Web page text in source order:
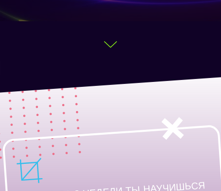
ХОЧЕШЬ УМЕТЬ СВОИМИ
РУКАМИ ВЫРЕЗАТЬ
ФОН И ТВОРИТЬ
ЧУДЕСА ПРЕОБРАЖЕНИЯ
С НЕУДАЧНОЙ
ФОТОГРАФИЕЙ,
НО НЕ ЗНАЕШЬ КАК?
ДЕЛАТЬ КРЕАТИВНЫЕ МАКЕТЫ
И ОБРАБАТЫВАТЬ ФОТОГРАФИИ